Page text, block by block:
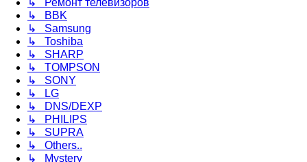
↳ Ремонт телевизоров
↳ BBK
↳ Samsung
↳ Toshiba
↳ SHARP
↳ TOMPSON
↳ SONY
↳ LG
↳ DNS/DEXP
↳ PHILIPS
↳ SUPRA
↳ Others..
↳ Mystery